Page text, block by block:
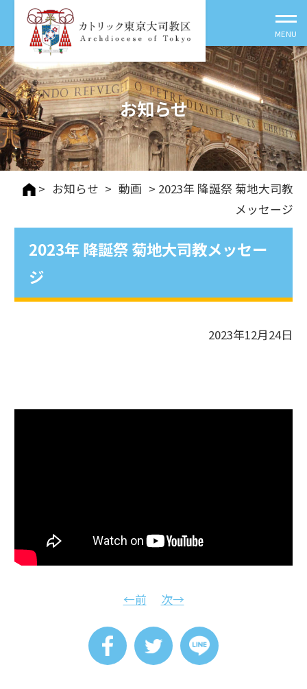
お知らせ
> お知らせ > 動画 > 2023年 降誕祭 菊地大司教
メッセージ
2023年 降誕祭 菊地大司教メッセー
ジ
2023年12月24日
←前 次→